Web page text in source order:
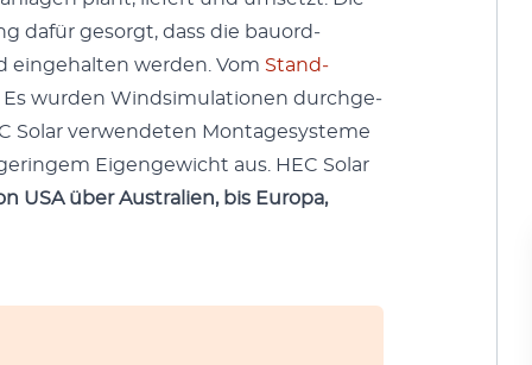
dafür gesorgt, dass die bauord­
einge­hal­ten wer­den. Vom Stand­
wur­den Wind­sim­u­la­tio­nen durchge­
Solar ver­wen­de­ten Mon­tagesys­teme
Eigengewicht aus. HEC Solar
USA über Aus­tralien, bis Europa,